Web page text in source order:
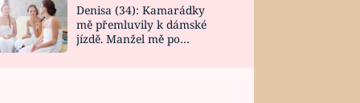
Denisa (34): Kamarádky
mě přemluvily k dámské
jízdě. Manžel mě po